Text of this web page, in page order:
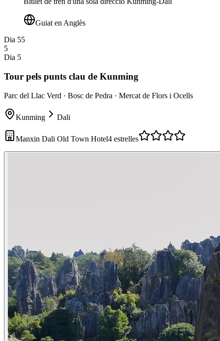
Guiat en Anglès
Dia 55
5
Dia 5
Tour pels punts clau de Kunming
Parc del Llac Verd · Bosc de Pedra · Mercat de Flors i Ocells
Kunming Dali
Manxin Dali Old Town Hotel4 estrelles